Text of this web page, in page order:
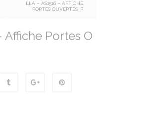
LLA – AS1516 – AFFICHE
PORTES OUVERTES_P
Affiche Portes O